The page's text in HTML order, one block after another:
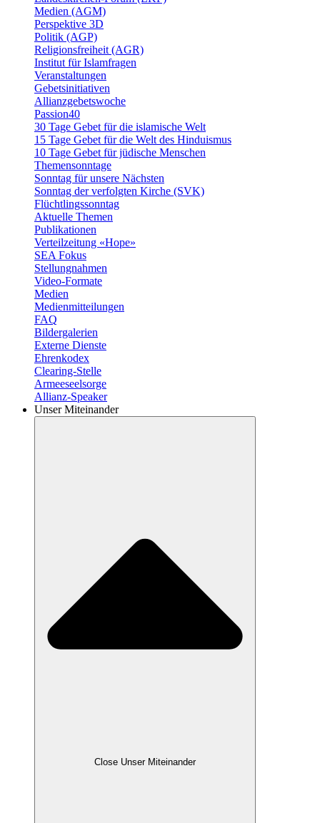
Medien (AGM)
Perspektive 3D
Politik (AGP)
Religionsfreiheit (AGR)
Institut für Islamfragen
Veranstaltungen
Gebetsinitiativen
Allianzgebetswoche
Passion40
30 Tage Gebet für die islamische Welt
15 Tage Gebet für die Welt des Hinduismus
10 Tage Gebet für jüdische Menschen
Themensonntage
Sonntag für unsere Nächsten
Sonntag der verfolgten Kirche (SVK)
Flüchtlingssonntag
Aktuelle Themen
Publikationen
Verteilzeitung «Hope»
SEA Fokus
Stellungnahmen
Video-Formate
Medien
Medienmitteilungen
FAQ
Bildergalerien
Externe Dienste
Ehrenkodex
Clearing-Stelle
Armeeseelsorge
Allianz-Speaker
Unser Miteinander
Close Unser Miteinander